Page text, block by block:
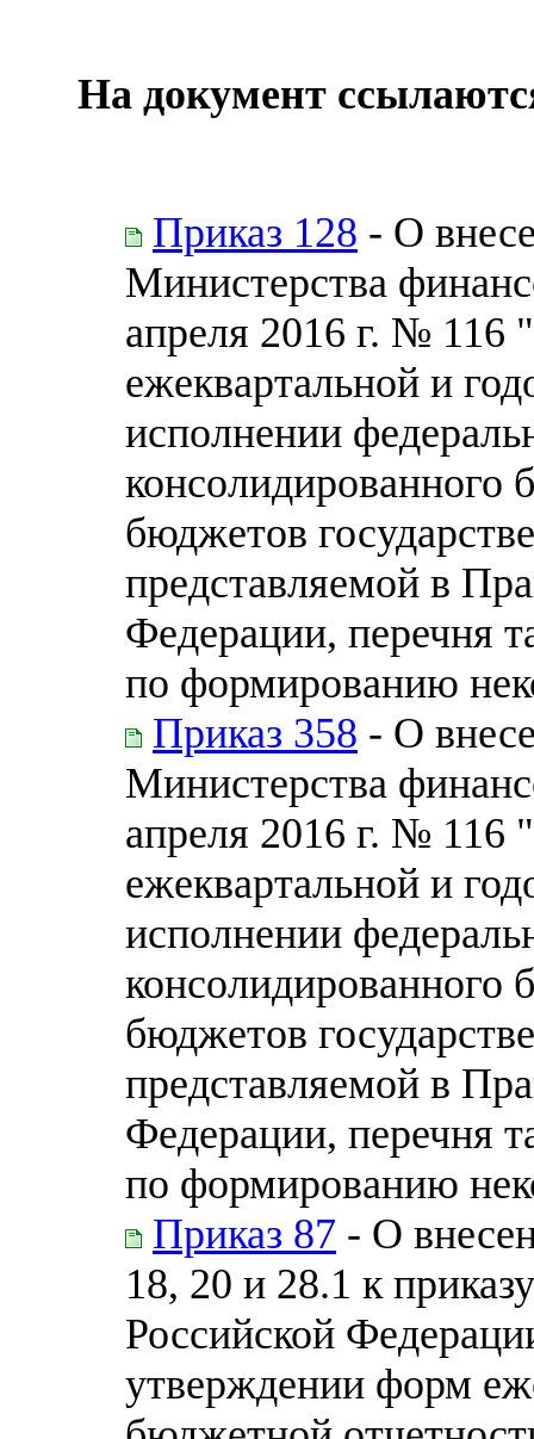
На документ
Приказ 128 - О
Министерства
апреля 2016 г. №
ежеквартальной и
исполнении
консолидированного
бюджетов
представляемой в
Федерации, перечня
по формированию
Приказ 358 - О
Министерства
апреля 2016 г. №
ежеквартальной и
исполнении
консолидированного
бюджетов
представляемой в
Федерации, перечня
по формированию
Приказ 87 - О
18, 20 и 28.1 к
Российской
утверждении форм